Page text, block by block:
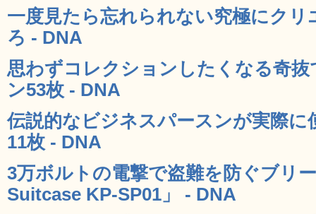
一度見たら忘れられない究極にク
ろ - DNA
思わずコレクションしたくなる奇
ン53枚 - DNA
伝説的なビジネスパースンが実際に
11枚 - DNA
3万ボルトの電撃で盗難を防ぐブリ
Suitcase KP-SP01」 - DNA